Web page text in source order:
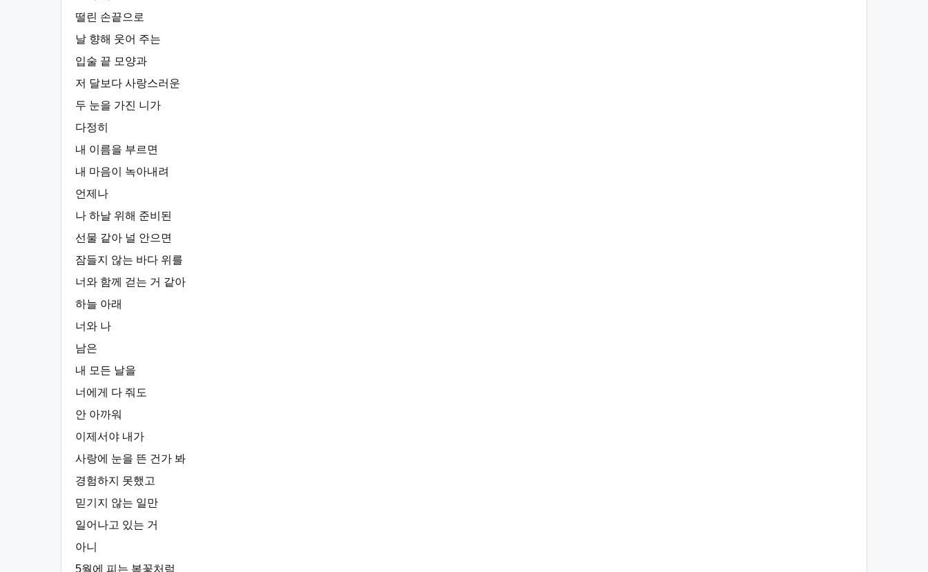
떨린 손끝으로
날 향해 웃어 주는
입술 끝 모양과
저 달보다 사랑스러운
두 눈을 가진 니가
다정히
내 이름을 부르면
내 마음이 녹아내려
언제나
나 하날 위해 준비된
선물 같아 널 안으면
잠들지 않는 바다 위를
너와 함께 걷는 거 같아
하늘 아래
너와 나
남은
내 모든 날을
너에게 다 줘도
안 아까워
이제서야 내가
사랑에 눈을 뜬 건가 봐
경험하지 못했고
믿기지 않는 일만
일어나고 있는 거
아니
5월에 피는 봄꽃처럼